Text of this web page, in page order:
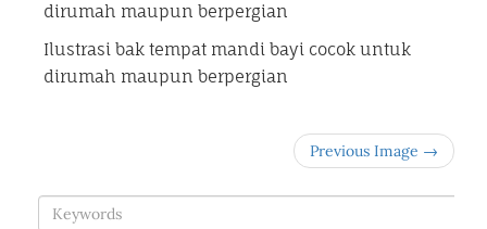
dirumah maupun berpergian
Ilustrasi bak tempat mandi bayi cocok untuk
dirumah maupun berpergian
Previous Image →